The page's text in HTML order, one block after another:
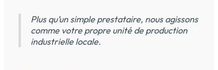
Plus qu’un simple prestataire, nous agissons
comme votre propre unité de production
industrielle locale.